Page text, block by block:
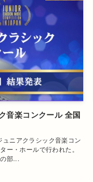
音楽コンクール 全国
ニアクラシック音楽コン
ー・ホールで行われた。
部...